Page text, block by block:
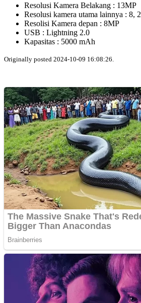
Resolusi Kamera Belakang : 13MP
Resolusi kamera utama lainnya : 8,
Resolisi Kamera depan : 8MP
USB : Lightning 2.0
Kapasitas : 5000 mAh
Originally posted 2024-10-09 16:08:26.